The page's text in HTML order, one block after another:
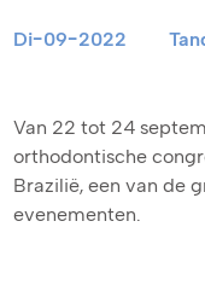
Di-09-2022
Van 22 tot 24
orthodontische
Brazilië, een van de
evenementen.